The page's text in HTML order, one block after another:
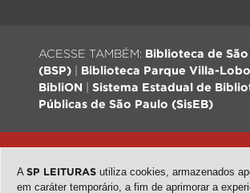
ACESSE TAMBÉM: Biblioteca de São
(BSP)
Biblioteca Parque Villa-
BibliON
Sistema Estadual de
Públicas de São Paulo (SisEB)
QubeDesign
| Arte: Passarim db
A SP LEITURAS utiliza cookies, armazenados
em caráter temporário, a fim de aprimorar a